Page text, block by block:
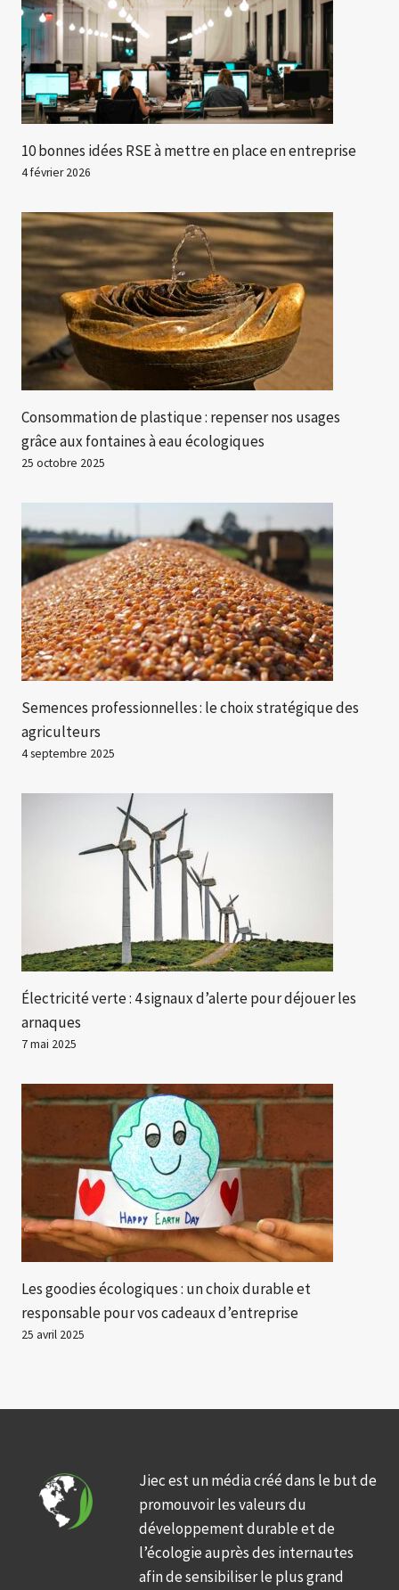
10 bonnes idées RSE à mettre en place en entreprise
4 février 2026
Consommation de plastique : repenser nos usages
grâce aux fontaines à eau écologiques
25 octobre 2025
Semences professionnelles : le choix stratégique des
agriculteurs
4 septembre 2025
Électricité verte : 4 signaux d’alerte pour déjouer les
arnaques
7 mai 2025
Les goodies écologiques : un choix durable et
responsable pour vos cadeaux d’entreprise
25 avril 2025
Jiec est un média créé dans le but de
promouvoir les valeurs du
développement durable et de
l’écologie auprès des internautes
afin de sensibiliser le plus grand